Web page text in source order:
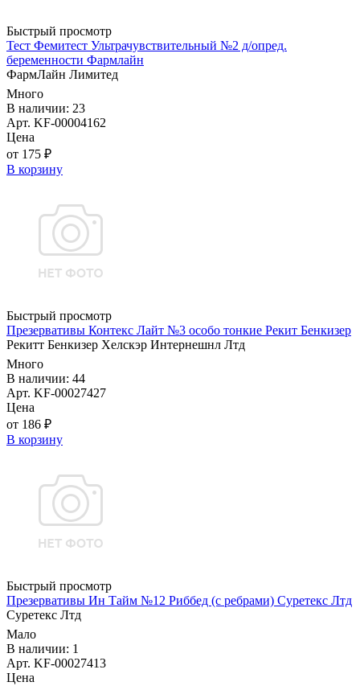
Быстрый просмотр
Тест Фемитест Ультрачувствительный №2 д/опред.
беременности Фармлайн
ФармЛайн Лимитед
Много
В наличии: 23
Арт. KF-00004162
Цена
от 175 ₽
В корзину
Быстрый просмотр
Презервативы Контекс Лайт №3 особо тонкие Рекит Бенкизер
Рекитт Бенкизер Хелскэр Интернешнл Лтд
Много
В наличии: 44
Арт. KF-00027427
Цена
от 186 ₽
В корзину
Быстрый просмотр
Презервативы Ин Тайм №12 Риббед (с ребрами) Суретекс Лтд
Суретекс Лтд
Мало
В наличии: 1
Арт. KF-00027413
Цена